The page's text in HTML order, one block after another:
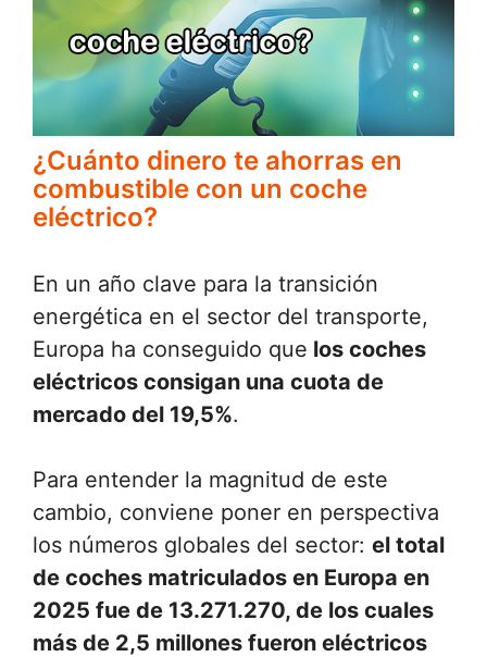
¿Cuánto dinero te ahorras en
combustible con un coche
eléctrico?
En un año clave para la transición
energética en el sector del transporte,
Europa ha conseguido que los coches
eléctricos consigan una cuota de
mercado del 19,5%.
Para entender la magnitud de este
cambio, conviene poner en perspectiva
los números globales del sector: el total
de coches matriculados en Europa en
2025 fue de 13.271.270, de los cuales
más de 2,5 millones fueron eléctricos